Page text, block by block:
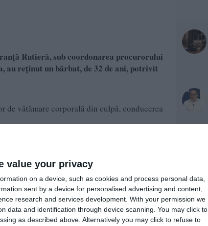
value your privacy
on a device, such as cookies and process personal data,
sent by a device for personalised advertising and content,
research and services development. With your permission we
data and identification through device scanning. You may click to
as described above. Alternatively you may click to refuse to
Rutieră, sub coordonarea procurorului
au reținut un bărbat, de 32 de ani, potrivit
de vătămare corporală din culpă, conducerea
38, în comuna Topraisar, și nu a oprit la
spun polițiștii.